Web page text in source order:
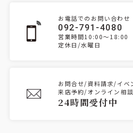
お電話でのお問い合わせ
092-791-4080
営業時間10:00～18:00
定休日/水曜日
お問合せ/資料請求/イベ
来店予約/オンライン相談
24時間受付中